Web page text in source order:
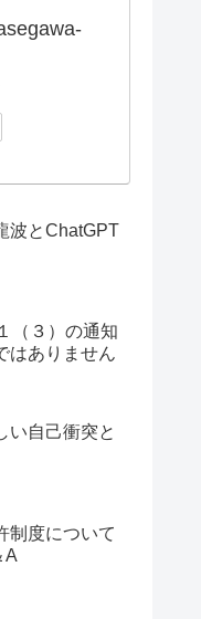
波とChatGPT
（３）の通知
はありません
い自己衝突と
制度について
A